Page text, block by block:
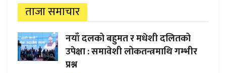
ताजा समाचार
नयाँ दलको बहुमत र मधेशी दलितको
उपेक्षा : समावेशी लोकतन्त्रमाथि गम्भीर
प्रश्न